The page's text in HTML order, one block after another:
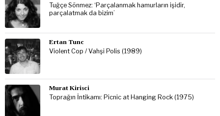
Tuğçe Sönmez: ‘Parçalanmak hamurların işidir,
parçalatmak da bizim’
Ertan Tunc
Violent Cop / Vahşi Polis (1989)
Murat Kirisci
Toprağın İntikamı: Picnic at Hanging Rock (1975)